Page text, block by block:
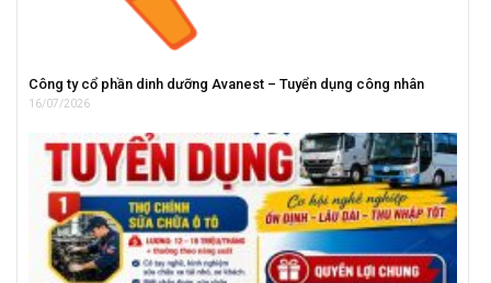
Công ty cổ phần dinh dưỡng Avanest – Tuyển dụng công nhân
16/07/2026